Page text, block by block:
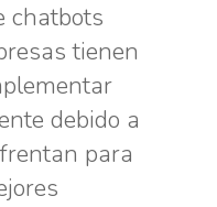
chatbots
tienen
debido a
para